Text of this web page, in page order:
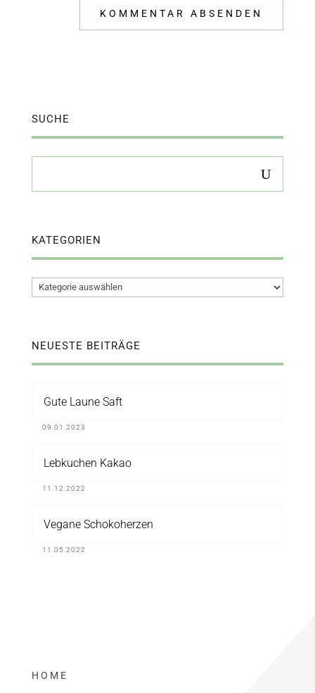
SUCHE
KATEGORIEN
Kategorien
NEUESTE BEITRÄGE
Gute Laune Saft
09.01.2023
Lebkuchen Kakao
11.12.2022
Vegane Schokoherzen
11.05.2022
HOME